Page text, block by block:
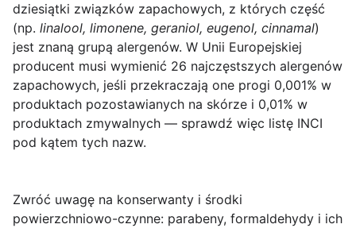
dziesiątki związków zapachowych, z których część
(np. linalool, limonene, geraniol, eugenol, cinnamal)
jest znaną grupą alergenów. W Unii Europejskiej
producent musi wymienić 26 najczęstszych alergenów
zapachowych, jeśli przekraczają one progi 0,001% w
produktach pozostawianych na skórze i 0,01% w
produktach zmywalnych — sprawdź więc listę INCI
pod kątem tych nazw.
Zwróć uwagę na konserwanty i środki
powierzchniowo-czynne: parabeny, formaldehydy i ich